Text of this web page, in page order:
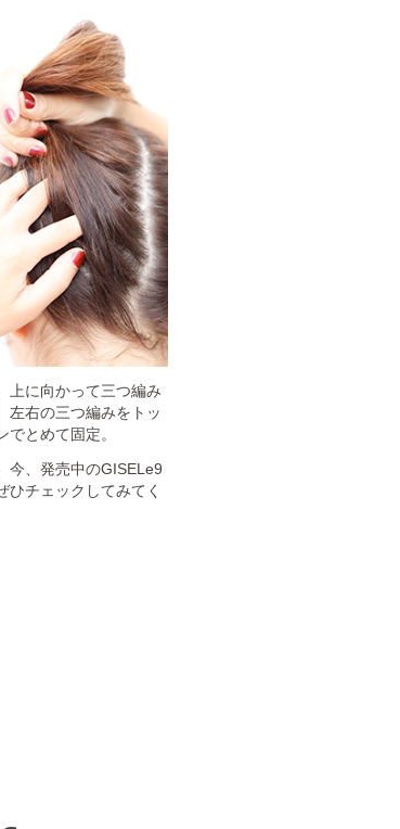
上に向かって三つ編み
左右の三つ編みをトッ
とめて固定。
今、発売中のGISELe9
ひチェックしてみてく